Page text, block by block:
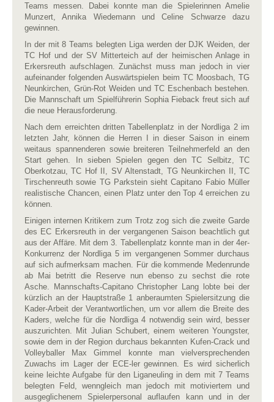
Teams messen. Dabei konnte man die Spielerinnen Amelie
Munzert, Annika Wiedemann und Celine Schwarze dazu
gewinnen.
In der mit 8 Teams belegten Liga werden der DJK Weiden, der
TC Hof und der SV Mitterteich auf der heimischen Anlage in
Erkersreuth aufschlagen. Zunächst muss man jedoch in vier
aufeinander folgenden Auswärtspielen beim TC Moosbach, TG
Neunkirchen, Grün-Rot Weiden und TC Eschenbach bestehen.
Die Mannschaft um Spielführerin Sophia Fieback freut sich auf
die neue Herausforderung.
Nach dem erreichten dritten Tabellenplatz in der Nordliga 2 im
letzten Jahr, können die Herren I in dieser Saison in einem
weitaus spannenderen sowie breiteren Teilnehmerfeld an den
Start gehen. In sieben Spielen gegen den TC Selbitz, TC
Oberkotzau, TC Hof II, SV Altenstadt, TG Neunkirchen II, TC
Tirschenreuth sowie TG Parkstein sieht Capitano Fabio Müller
realistische Chancen, einen Platz unter den Top 4 erreichen zu
können.
Einigen internen Kritikern zum Trotz zog sich die zweite Garde
des EC Erkersreuth in der vergangenen Saison beachtlich gut
aus der Affäre. Mit dem 3. Tabellenplatz konnte man in der 4er-
Konkurrenz der Nordliga 5 im vergangenen Sommer durchaus
auf sich aufmerksam machen. Für die kommende Medenrunde
ab Mai betritt die Reserve nun ebenso zu sechst die rote
Asche. Mannschafts-Capitano Christopher Lang lobte bei der
kürzlich an der Hauptstraße 1 anberaumten Spielersitzung die
Kader-Arbeit der Verantwortlichen, um vor allem die Breite des
Kaders, welche für die Nordliga 4 notwendig sein wird, besser
auszurichten. Mit Julian Schubert, einem weiteren Youngster,
sowie dem in der Region durchaus bekannten Kufen-Crack und
Volleyballer Max Gimmel konnte man vielversprechenden
Zuwachs im Lager der ECE-ler gewinnen. Es wird sicherlich
keine leichte Aufgabe für den Liganeuling in dem mit 7 Teams
belegten Feld, wenngleich man jedoch mit motiviertem und
ausgeglichenem Spielerpersonal auflaufen kann und in der